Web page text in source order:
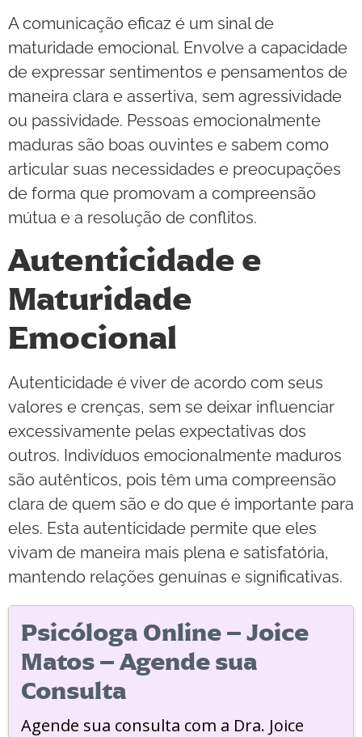
A comunicação eficaz é um sinal de
maturidade emocional. Envolve a capacidade
de expressar sentimentos e pensamentos de
maneira clara e assertiva, sem agressividade
ou passividade. Pessoas emocionalmente
maduras são boas ouvintes e sabem como
articular suas necessidades e preocupações
de forma que promovam a compreensão
mútua e a resolução de conflitos.
Autenticidade e
Maturidade
Emocional
Autenticidade é viver de acordo com seus
valores e crenças, sem se deixar influenciar
excessivamente pelas expectativas dos
outros. Indivíduos emocionalmente maduros
são autênticos, pois têm uma compreensão
clara de quem são e do que é importante para
eles. Esta autenticidade permite que eles
vivam de maneira mais plena e satisfatória,
mantendo relações genuínas e significativas.
Psicóloga Online – Joice
Matos – Agende sua
Consulta
Agende sua consulta com a Dra. Joice